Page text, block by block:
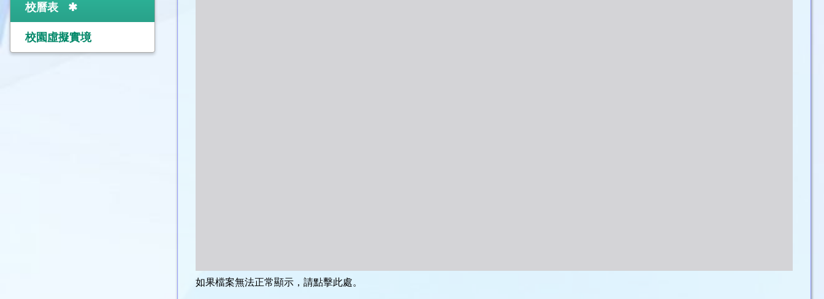
校曆表
校園虛擬實境
如果檔案無法正常顯示，請點擊此處。